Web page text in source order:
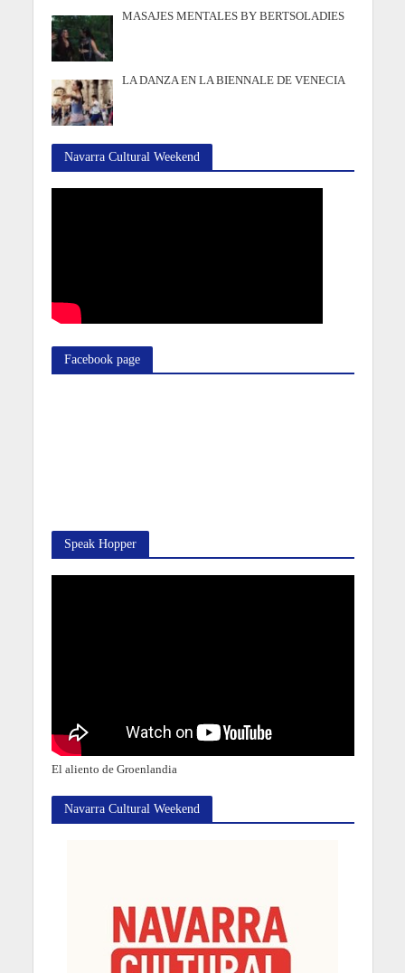
MASAJES MENTALES BY BERTSOLADIES
LA DANZA EN LA BIENNALE DE VENECIA
Navarra Cultural Weekend
Facebook page
Speak Hopper
El aliento de Groenlandia
Navarra Cultural Weekend